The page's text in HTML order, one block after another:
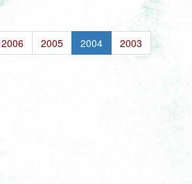
2006 2005 2004
2003